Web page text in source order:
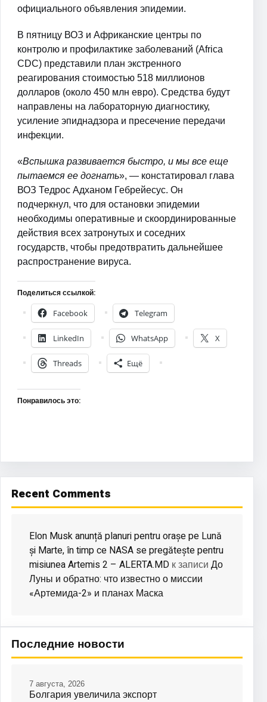
официального объявления эпидемии.
В пятницу ВОЗ и Африканские центры по
контролю и профилактике заболеваний (Africa
CDC) представили план экстренного
реагирования стоимостью 518 миллионов
долларов (около 450 млн евро). Средства будут
направлены на лабораторную диагностику,
усиление эпиднадзора и пресечение передачи
инфекции.
«Вспышка развивается быстро, и мы все еще
пытаемся ее догнать», — констатировал глава
ВОЗ Тедрос Адханом Гебрейесус. Он
подчеркнул, что для остановки эпидемии
необходимы оперативные и скоординированные
действия всех затронутых и соседних
государств, чтобы предотвратить дальнейшее
распространение вируса.
Поделиться ссылкой:
Facebook
Telegram
LinkedIn WhatsApp X
Threads Ещё
Понравилось это:
Recent Comments
Elon Musk anunță planuri pentru orașe pe Lună
și Marte, în timp ce NASA se pregătește pentru
misiunea Artemis 2 – ALERTA.MD к записи До
Луны и обратно: что известно о миссии
«Артемида-2» и планах Маска
Последние новости
Болгария увеличила экспорт
7 августа, 2026